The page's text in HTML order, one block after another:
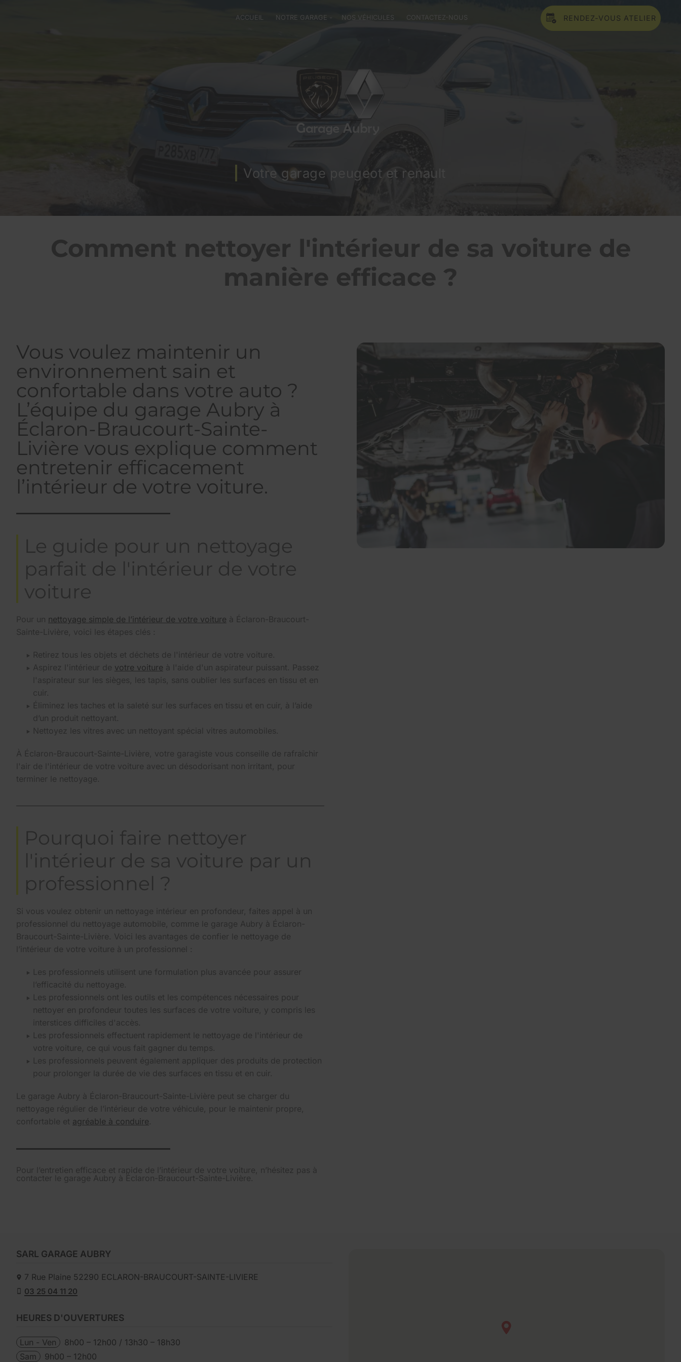
Votre garage peugeot et renault
ACCUEIL NOTRE GARAGE NOS VÉHICULES CONTACTEZ-NOUS RENDEZ-VOUS ATELIER
Comment nettoyer l'intérieur de sa voiture de
manière efficace ?
Vous voulez maintenir un
environnement sain et
confortable dans votre auto ?
L’équipe du garage Aubry à
Éclaron-Braucourt-Sainte-
Livière vous explique comment
entretenir efficacement
l’intérieur de votre voiture.
Le guide pour un nettoyage
parfait de l'intérieur de votre
voiture
Pour un nettoyage simple de l’intérieur de votre voiture à Éclaron-Braucourt-
Sainte-Livière, voici les étapes clés :
Retirez tous les objets et déchets de l'intérieur de votre voiture.
Aspirez l'intérieur de votre voiture à l'aide d'un aspirateur puissant. Passez
l'aspirateur sur les sièges, les tapis, sans oublier les surfaces en tissu et en
cuir.
Éliminez les taches et la saleté sur les surfaces en tissu et en cuir, à l’aide
d’un produit nettoyant.
Nettoyez les vitres avec un nettoyant spécial vitres automobiles.
À Éclaron-Braucourt-Sainte-Livière, votre garagiste vous conseille de rafraîchir
l'air de l'intérieur de votre voiture avec un désodorisant non irritant, pour
terminer le nettoyage.
Pourquoi faire nettoyer
l'intérieur de sa voiture par un
professionnel ?
Si vous voulez obtenir un nettoyage intérieur en profondeur, faites appel à un
professionnel du nettoyage automobile, comme le garage Aubry à Éclaron-
Braucourt-Sainte-Livière. Voici les avantages de confier le nettoyage de
l’intérieur de votre voiture à un professionnel :
Les professionnels utilisent une formulation plus avancée pour assurer
l’efficacité du nettoyage.
Les professionnels ont les outils et les compétences nécessaires pour
nettoyer en profondeur toutes les surfaces de votre voiture, y compris les
interstices difficiles d'accès.
Les professionnels effectuent rapidement le nettoyage de l'intérieur de
votre voiture, ce qui vous fait gagner du temps.
Les professionnels peuvent également appliquer des produits de protection
pour prolonger la durée de vie des surfaces en tissu et en cuir.
Le garage Aubry à Éclaron-Braucourt-Sainte-Livière peut se charger du
nettoyage régulier de l’intérieur de votre véhicule, pour le maintenir propre,
confortable et agréable à conduire.
Pour l’entretien efficace et rapide de l’intérieur de votre voiture, n’hésitez pas à
contacter le garage Aubry à Éclaron-Braucourt-Sainte-Livière.
SARL GARAGE AUBRY
7 Rue Plaine 52290 ECLARON-BRAUCOURT-SAINTE-LIVIERE
03 25 04 11 20
HEURES D'OUVERTURES
Lun - Ven
8h00 – 12h00 / 13h30 – 18h30
Sam
9h00 – 12h00